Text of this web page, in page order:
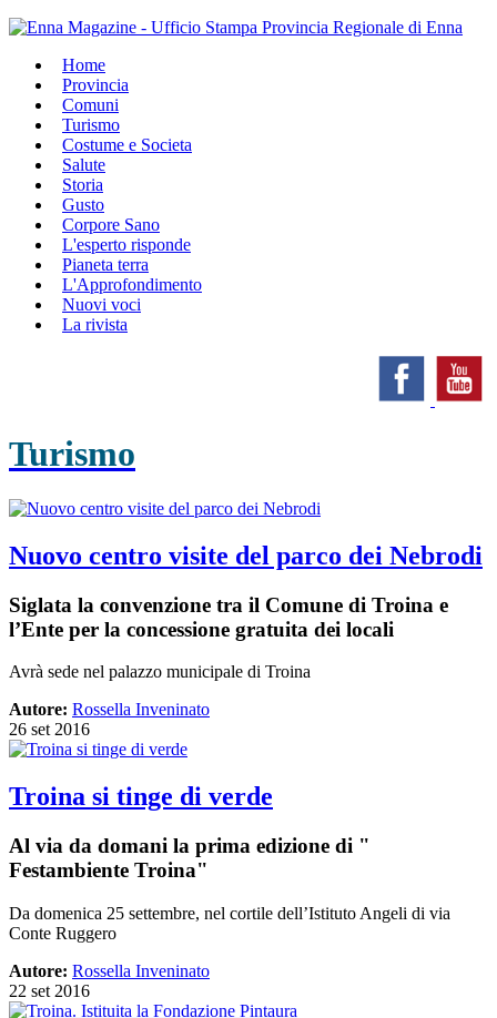
Home
Provincia
Comuni
Turismo
Costume e Societa
Salute
Storia
Gusto
Corpore Sano
L'esperto risponde
Pianeta terra
L'Approfondimento
Nuovi voci
La rivista
Turismo
Nuovo centro visite del parco dei Nebrodi
Siglata la convenzione tra il Comune di Troina e
l’Ente per la concessione gratuita dei locali
Avrà sede nel palazzo municipale di Troina
Autore: Rossella Inveninato
26 set 2016
Troina si tinge di verde
Al via da domani la prima edizione di "
Festambiente Troina"
Da domenica 25 settembre, nel cortile dell’Istituto Angeli di via
Conte Ruggero
Autore: Rossella Inveninato
22 set 2016